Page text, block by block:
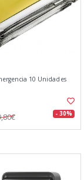
10 Unidades
- 30%